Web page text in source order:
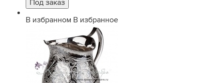
В избранном В избранное